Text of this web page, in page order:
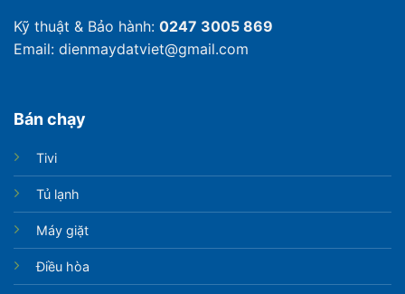
Kỹ thuật & Bảo hành: 0247 3005 869
Email: dienmaydatviet@gmail.com
Bán chạy
Tivi
Tủ lạnh
Máy giặt
Điều hòa